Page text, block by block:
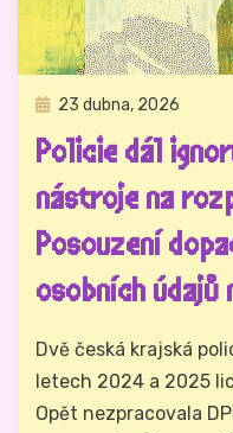
Zveřejněno
23 dubna, 2026
Policie dál
nástroje na
Posouzení
osobních údajů
Autor Hynek Trojánek
Dvě česká krajská
letech 2024 a 2025
Opět nezpracovala